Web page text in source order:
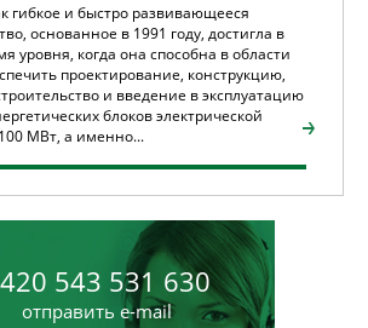
гибкое и быстро развивающееся
основанное в 1991 году, достигла в
уровня, когда она способна в области
проектирование, конструкцию,
и введение в эксплуатацию
блоков электрической
МВт, а именно...
543 531 630
отправить e-mail